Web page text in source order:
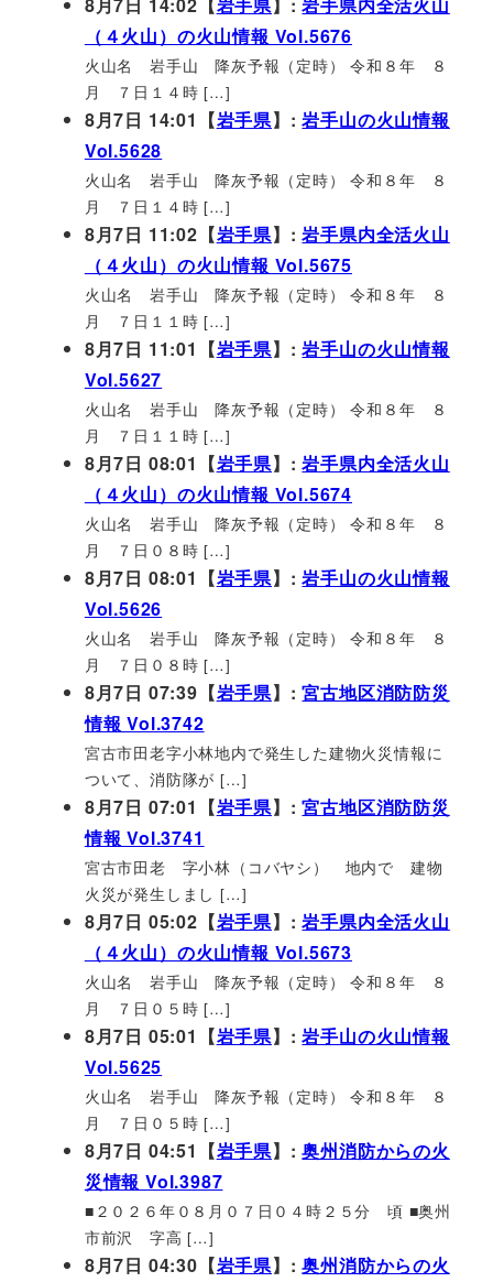
8月7日 14:02【岩手県】:岩手県内全活火山
（４火山）の火山情報 Vol.5676
火山名 岩手山 降灰予報（定時） 令和８年 ８
月 ７日１４時 […]
8月7日 14:01【岩手県】:岩手山の火山情報
Vol.5628
火山名 岩手山 降灰予報（定時） 令和８年 ８
月 ７日１４時 […]
8月7日 11:02【岩手県】:岩手県内全活火山
（４火山）の火山情報 Vol.5675
火山名 岩手山 降灰予報（定時） 令和８年 ８
月 ７日１１時 […]
8月7日 11:01【岩手県】:岩手山の火山情報
Vol.5627
火山名 岩手山 降灰予報（定時） 令和８年 ８
月 ７日１１時 […]
8月7日 08:01【岩手県】:岩手県内全活火山
（４火山）の火山情報 Vol.5674
火山名 岩手山 降灰予報（定時） 令和８年 ８
月 ７日０８時 […]
8月7日 08:01【岩手県】:岩手山の火山情報
Vol.5626
火山名 岩手山 降灰予報（定時） 令和８年 ８
月 ７日０８時 […]
8月7日 07:39【岩手県】:宮古地区消防防災
情報 Vol.3742
宮古市田老字小林地内で発生した建物火災情報に
ついて、消防隊が […]
8月7日 07:01【岩手県】:宮古地区消防防災
情報 Vol.3741
宮古市田老 字小林（コバヤシ） 地内で 建物
火災が発生しまし […]
8月7日 05:02【岩手県】:岩手県内全活火山
（４火山）の火山情報 Vol.5673
火山名 岩手山 降灰予報（定時） 令和８年 ８
月 ７日０５時 […]
8月7日 05:01【岩手県】:岩手山の火山情報
Vol.5625
火山名 岩手山 降灰予報（定時） 令和８年 ８
月 ７日０５時 […]
8月7日 04:51【岩手県】:奥州消防からの火
災情報 Vol.3987
■２０２６年０８月０７日０４時２５分 頃 ■奥州
市前沢 字高 […]
8月7日 04:30【岩手県】:奥州消防からの火